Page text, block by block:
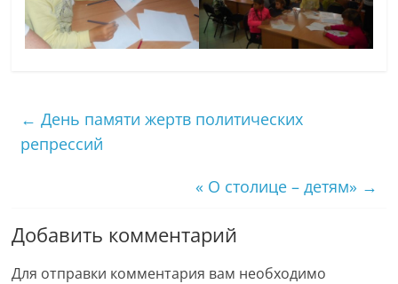
← День памяти жертв политических
репрессий
« О столице – детям» →
Добавить комментарий
Для отправки комментария вам необходимо